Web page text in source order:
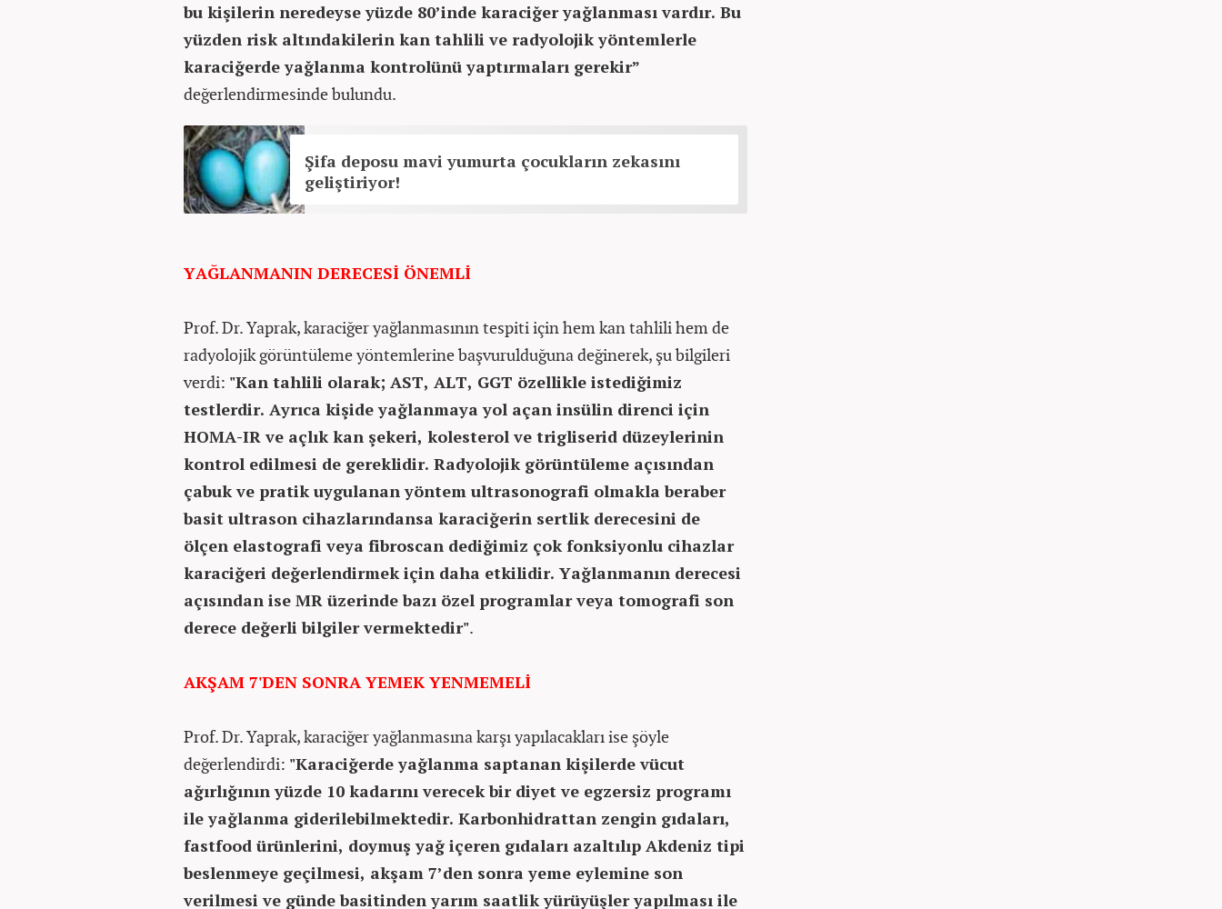
bu kişilerin neredeyse yüzde 80’inde karaciğer yağlanması vardır. Bu
yüzden risk altındakilerin kan tahlili ve radyolojik yöntemlerle
karaciğerde yağlanma kontrolünü yaptırmaları gerekir”
değerlendirmesinde bulundu.
Şifa deposu mavi yumurta çocukların zekasını
geliştiriyor!
YAĞLANMANIN DERECESİ ÖNEMLİ
Prof. Dr. Yaprak, karaciğer yağlanmasının tespiti için hem kan tahlili hem de
radyolojik görüntüleme yöntemlerine başvurulduğuna değinerek, şu bilgileri
verdi: "Kan tahlili olarak; AST, ALT, GGT özellikle istediğimiz
testlerdir. Ayrıca kişide yağlanmaya yol açan insülin direnci için
HOMA-IR ve açlık kan şekeri, kolesterol ve trigliserid düzeylerinin
kontrol edilmesi de gereklidir. Radyolojik görüntüleme açısından
çabuk ve pratik uygulanan yöntem ultrasonografi olmakla beraber
basit ultrason cihazlarındansa karaciğerin sertlik derecesini de
ölçen elastografi veya fibroscan dediğimiz çok fonksiyonlu cihazlar
karaciğeri değerlendirmek için daha etkilidir. Yağlanmanın derecesi
açısından ise MR üzerinde bazı özel programlar veya tomografi son
derece değerli bilgiler vermektedir".
AKŞAM 7'DEN SONRA YEMEK YENMEMELİ
Prof. Dr. Yaprak, karaciğer yağlanmasına karşı yapılacakları ise şöyle
değerlendirdi: "Karaciğerde yağlanma saptanan kişilerde vücut
ağırlığının yüzde 10 kadarını verecek bir diyet ve egzersiz programı
ile yağlanma giderilebilmektedir. Karbonhidrattan zengin gıdaları,
fastfood ürünlerini, doymuş yağ içeren gıdaları azaltılıp Akdeniz tipi
beslenmeye geçilmesi, akşam 7’den sonra yeme eylemine son
verilmesi ve günde basitinden yarım saatlik yürüyüşler yapılması ile